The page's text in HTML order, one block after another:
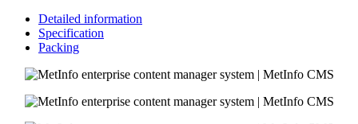
Detailed information
Specification
Packing